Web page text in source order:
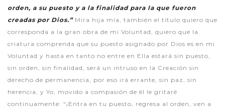
orden, a su puesto y a la finalidad para la que fueron
creadas por Dios.”Mira hija mía, también el título quiero que
corresponda a la gran obra de mi Voluntad, quiero que la
criatura comprenda que su puesto asignado por Dios es en mi
Voluntad y hasta en tanto no entre en Ella estará sin puesto,
sin orden, sin finalidad, será un intruso en la Creación sin
derecho de permanencia, por eso irá errante, sin paz, sin
herencia, y Yo, movido a compasión de él le gritaré
continuamente: “¡Entra en tu puesto, regresa al orden, ven a